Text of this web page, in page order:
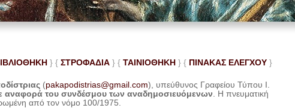
} { ΣΤΡΟΦΑΔΙΑ } { ΤΑΙΝΙΟΘΗΚΗ } { ΠΙΝΑΚΑΣ ΕΛΕΓΧΟΥ}
(pakapodistrias@gmail.com), υπεύθυνος Γραφείου Τύπου Ι.
αναφορά του συνδέσμου των αναδημοσιευόμενων . Ηπνευματική
από τον νόμο 100/1975.